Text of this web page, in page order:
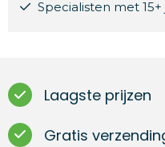
Specialisten met
Laagste prijzen
Gratis